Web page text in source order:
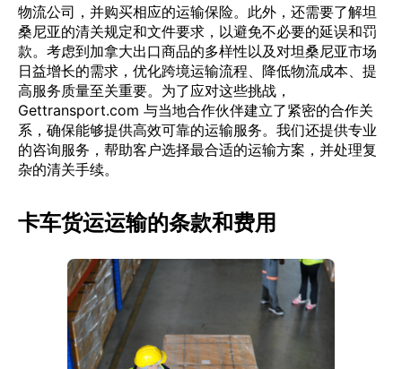
物流公司，并购买相应的运输保险。此外，还需要了解坦
桑尼亚的清关规定和文件要求，以避免不必要的延误和罚
款。考虑到加拿大出口商品的多样性以及对坦桑尼亚市场
日益增长的需求，优化跨境运输流程、降低物流成本、提
高服务质量至关重要。为了应对这些挑战，
Gettransport.com 与当地合作伙伴建立了紧密的合作关
系，确保能够提供高效可靠的运输服务。我们还提供专业
的咨询服务，帮助客户选择最合适的运输方案，并处理复
杂的清关手续。
卡车货运运输的条款和费用